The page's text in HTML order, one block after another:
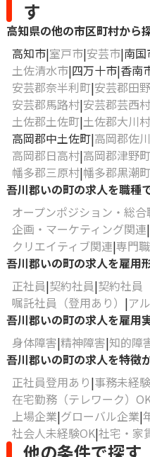
す
高知県の他の市区町村から
高知市 室戸市 安芸市 南国
土佐清水市 四万十市 香南
安芸郡奈半利町 安芸郡田
安芸郡馬路村 安芸郡芸西村
土佐郡土佐町 土佐郡大川村
高岡郡中土佐町 高岡郡佐
高岡郡日高村 高岡郡津野町
幡多郡三原村 幡多郡黒潮町
吾川郡いの町の求人を職種
オープンポジション・総合
企画・マーケティング関連
クリエイティブ関連 専門
吾川郡いの町の求人を雇用
正社員 契約社員 契約社員
嘱託社員（登用あり）
ア
吾川郡いの町の求人を雇用
身体障害 精神障害 知的障
吾川郡いの町の求人を特徴
正社員登用あり 事務未経
在宅勤務（テレワーク）
上場企業 グローバル企業
社会人未経験OK 社宅・家
他の条件で探す